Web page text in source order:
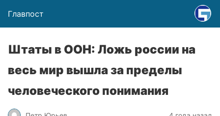
Главпост
Штаты в ООН: Ложь россии на
весь мир вышла за пределы
человеческого понимания